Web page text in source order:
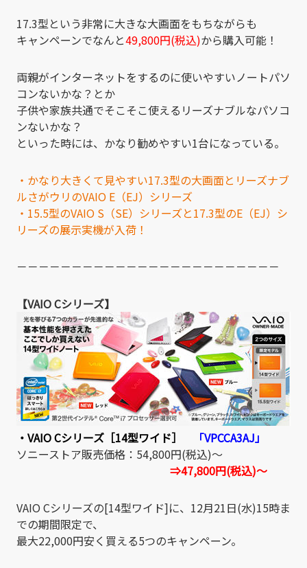
17.3型という非常に大きな大画面をもちながらも
キャンペーンでなんと49,800円(税込)から購入可能！
両親がインターネットをするのに使いやすいノートパソ
コンないかな？とか
子供や家族共通でそこそこ使えるリーズナブルなパソコ
ンないかな？
といった時には、かなり勧めやすい1台になっている。
・かなり大きくて見やすい17.3型の大画面とリーズナブ
ルさがウリのVAIO E（EJ）シリーズ
・15.5型のVAIO S（SE）シリーズと17.3型のE（EJ）シ
リーズの展示実機が入荷！
－－－－－－－－－－－－－－－－－－－－－－－－
【VAIO Cシリーズ】
・VAIO Cシリーズ［14型ワイド］
「VPCCA3AJ」
ソニーストア販売価格：54,800円(税込)～
⇒47,800円(税込)～
VAIO Cシリーズの[14型ワイド]に、12月21日(水)15時ま
での期間限定で、
最大22,000円安く買える5つのキャンペーン。